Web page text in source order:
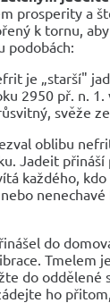
prosperity a
k tornu,
podobách:
je „starší"
2950 př. n.
svěže
oblibu
Jadeit
každého,
nenechavé
do
Tmelem
do oddělené
ho